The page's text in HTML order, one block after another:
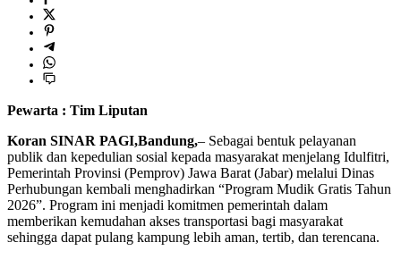
Pewarta : Tim Liputan
Koran SINAR PAGI,Bandung,– Sebagai bentuk pelayanan
publik dan kepedulian sosial kepada masyarakat menjelang Idulfitri,
Pemerintah Provinsi (Pemprov) Jawa Barat (Jabar) melalui Dinas
Perhubungan kembali menghadirkan “Program Mudik Gratis Tahun
2026”. Program ini menjadi komitmen pemerintah dalam
memberikan kemudahan akses transportasi bagi masyarakat
sehingga dapat pulang kampung lebih aman, tertib, dan terencana.